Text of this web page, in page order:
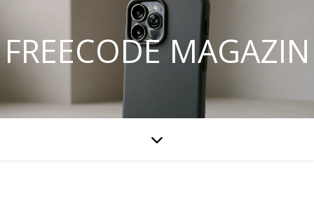
FREECODE MAGAZIN